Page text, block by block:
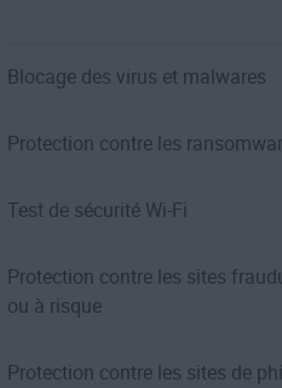
Blocage des virus et malwares
Protection contre les
Test de sécurité Wi-Fi
Protection contre les sites
ou à risque
Protection contre les sites de